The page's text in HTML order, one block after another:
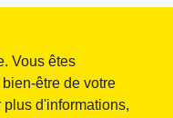
Vous êtes
être de votre
d'informations,